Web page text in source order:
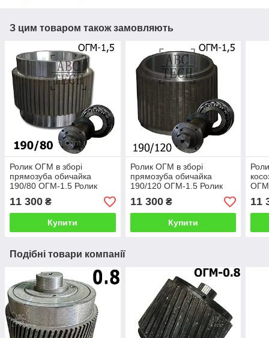
З цим товаром також замовляють
Ролик ОГМ в зборі
прямозуба обичайка
190/80 ОГМ-1.5 Ролик
прес-гранулятора ОГМ
1,5 Вузький ролик з
прямим зубом
11 300 ₴
Купити
Ролик ОГМ в зборі
прямозуба обичайка
190/120 ОГМ-1.5 Ролик
прес-гранулятора ОГМ
1,5 Широкий ролик з
прямим зубом
11 300₴
Купити
11
Подібні товари компанії